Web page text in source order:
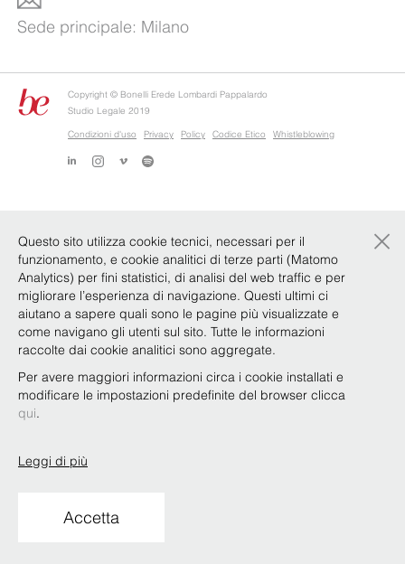
Sede principale: Milano
Copyright © Bonelli Erede Lombardi Pappalardo
Studio Legale 2019
Condizioni d'uso
Privacy Policy Codice Etico Whistleblowing
Questo sito utilizza cookie tecnici, necessari per il
funzionamento, e cookie analitici di terze parti (Matomo
Analytics) per fini statistici, di analisi del web traffic e per
migliorare l’esperienza di navigazione. Questi ultimi ci
aiutano a sapere quali sono le pagine più visualizzate e
come navigano gli utenti sul sito. Tutte le informazioni
raccolte dai cookie analitici sono aggregate.
Per avere maggiori informazioni circa i cookie installati e
modificare le impostazioni predefinite del browser clicca
qui.
Leggi di più
Accetta
×